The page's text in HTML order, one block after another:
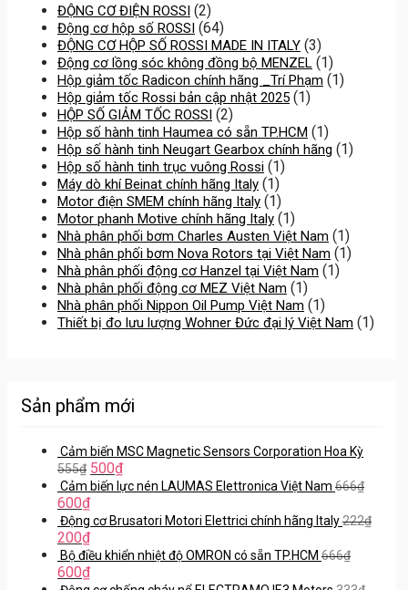
ĐỘNG CƠ ĐIỆN ROSSI (2)
Động cơ hộp số ROSSI (64)
ĐỘNG CƠ HỘP SỐ ROSSI MADE IN ITALY (3)
Động cơ lồng sóc không đồng bộ MENZEL (1)
Hộp giảm tốc Radicon chính hãng _Trí Phạm (1)
Hộp giảm tốc Rossi bản cập nhật 2025 (1)
HỘP SỐ GIẢM TỐC ROSSI (2)
Hộp số hành tinh Haumea có sẵn TP.HCM (1)
Hộp số hành tinh Neugart Gearbox chính hãng (1)
Hộp số hành tinh trục vuông Rossi (1)
Máy dò khí Beinat chính hãng Italy (1)
Motor điện SMEM chính hãng Italy (1)
Motor phanh Motive chính hãng Italy (1)
Nhà phân phối bơm Charles Austen Việt Nam (1)
Nhà phân phối bơm Nova Rotors tại Việt Nam (1)
Nhà phân phối động cơ Hanzel tại Việt Nam (1)
Nhà phân phối động cơ MEZ Việt Nam (1)
Nhà phân phối Nippon Oil Pump Việt Nam (1)
Thiết bị đo lưu lượng Wohner Đức đại lý Việt Nam (1)
Sản phẩm mới
Cảm biến MSC Magnetic Sensors Corporation Hoa Kỳ
555₫ 500₫
Cảm biến lực nén LAUMAS Elettronica Việt Nam 666₫
600₫
Động cơ Brusatori Motori Elettrici chính hãng Italy222₫
200₫
Bộ điều khiển nhiệt độ OMRON có sẵn TP.HCM 666₫
600₫